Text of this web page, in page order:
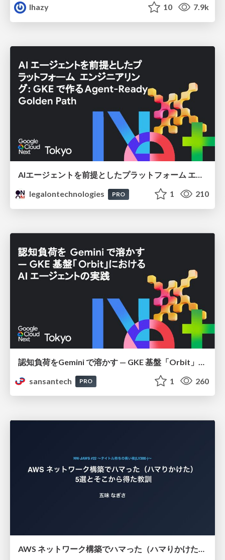
lhazy 10 7.9k
AIエージェントを前提としたプラットフォーム エンジニアリング：GKEで作るAgent-Ready Golden Path
legalontechnologies
PRO 1 210
sansantech
PRO 1 260
AWS ネットワーク構築でハマった（ハマりかけた） 5選とそこから得た教訓